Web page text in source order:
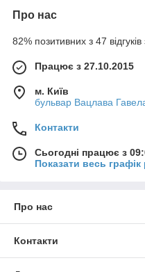
Про нас
82% позитивних з 47 відгуків
Працює з 27.10.2015
м. Київ
бульвар Вацлава
Контакти
Сьогодні працює з
Показати весь графік
Про нас
Контакти